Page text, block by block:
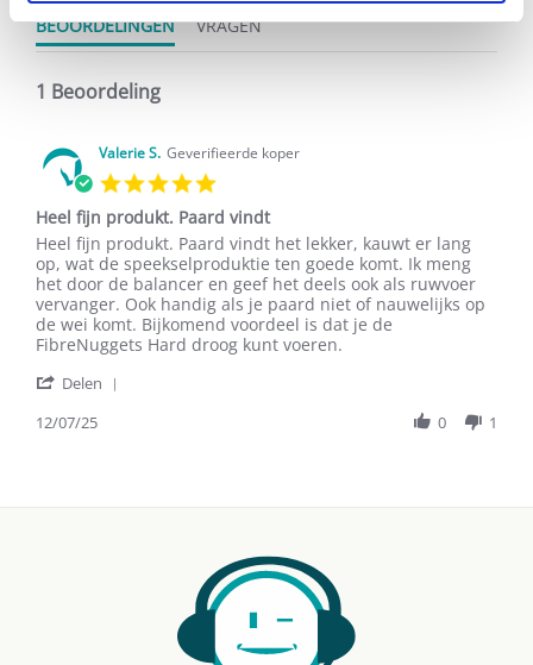
BEOORDELINGEN VRAGEN
1 Beoordeling
Valerie S. Geverifieerde koper
rating
Heel fijn produkt. Paard vindt
Review
by
Valerie
S.
on
12
2025
review
stating
Heel
fijn
produkt.
Paard
Heel fijn produkt. Paard vindt het lekker, kauwt er lang
op, wat de speekselproduktie ten goede komt. Ik meng
het door de balancer en geef het deels ook als ruwvoer
vervanger. Ook handig als je paard niet of nauwelijks op
de wei komt. Bijkomend voordeel is dat je de
FibreNuggets Hard droog kunt voeren.
Delen
12/07/25 0 1